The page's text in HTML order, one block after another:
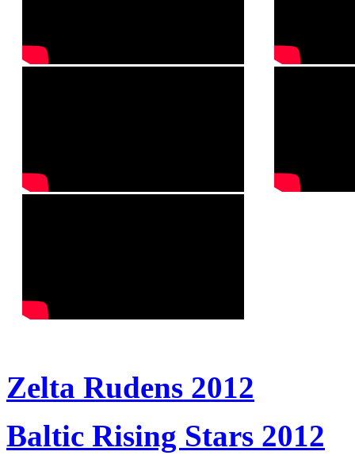
Zelta Rudens 2012
Baltic Rising Stars 2012